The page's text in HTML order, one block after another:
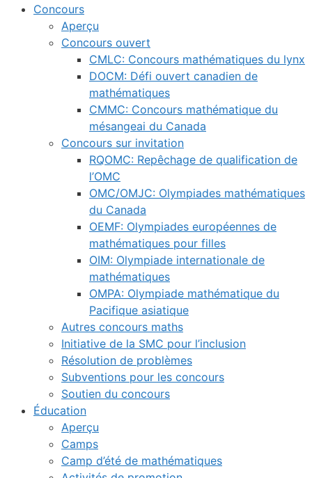
Concours
Aperçu
Concours ouvert
CMLC: Concours mathématiques du lynx
DOCM: Défi ouvert canadien de
mathématiques
CMMC: Concours mathématique du
mésangeai du Canada
Concours sur invitation
RQOMC: Repêchage de qualification de
l’OMC
OMC/OMJC: Olympiades mathématiques
du Canada
OEMF: Olympiades européennes de
mathématiques pour filles
OIM: Olympiade internationale de
mathématiques
OMPA: Olympiade mathématique du
Pacifique asiatique
Autres concours maths
Initiative de la SMC pour l’inclusion
Résolution de problèmes
Subventions pour les concours
Soutien du concours
Éducation
Aperçu
Camps
Camp d’été de mathématiques